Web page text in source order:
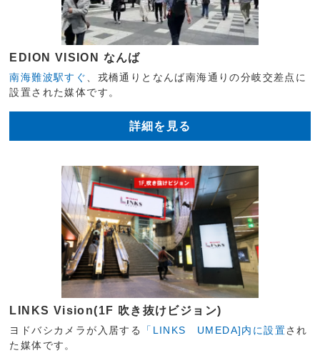
EDION VISION なんば
南海難波駅すぐ
、戎橋通りとなんば南海通りの分岐交差点に
設置された媒体です。
詳細を見る
LINKS Vision(1F 吹き抜けビジョン)
ヨドバシカメラが入居する 「LINKS UMEDA]内に設置され
た媒体です。